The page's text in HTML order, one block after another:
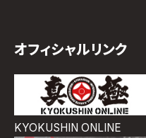
オフィシャルリンク
KYOKUSHIN ONLINE